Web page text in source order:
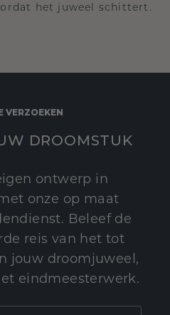
het juweel schittert.
VERZOEKEN
DROOMSTUK
ontwerp in
onze op maat
Beleef de
reis van het tot
jouw droomjuweel,
eindmeesterwerk.